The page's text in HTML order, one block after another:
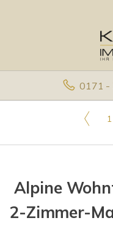
0171 -
1
Alpine
2-Zimmer-